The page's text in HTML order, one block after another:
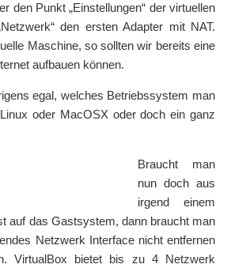
den Punkt „Einstellungen“ der virtuellen
den ersten Adapter mit NAT.
Maschine, so sollten wir bereits eine
aufbauen können.
egal, welches Betriebssystem man
oder MacOSX oder doch ein ganz
Braucht man
nun doch aus
irgend einem
auf das Gastsystem, dann braucht man
Netzwerk Interface nicht entfernen
VirtualBox bietet bis zu 4 Netzwerk